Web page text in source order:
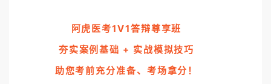
阿虎医考1V1答辩尊享班
夯实案例基础 + 实战模拟技巧
助您考前充分准备、考场拿分！